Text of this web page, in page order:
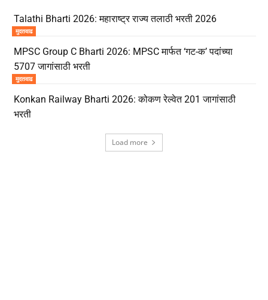
Talathi Bharti 2026: महाराष्ट्र राज्य तलाठी भरती 2026
मुदतवाढ
MPSC Group C Bharti 2026: MPSC मार्फत ‘गट-क’ पदांच्या
5707 जागांसाठी भरती
मुदतवाढ
Konkan Railway Bharti 2026: कोकण रेल्वेत 201 जागांसाठी
भरती
Load more